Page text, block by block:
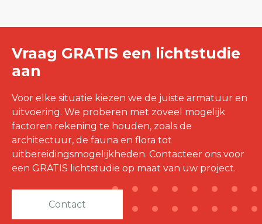
Vraag GRATIS een lichtstudie
aan
Voor elke situatie kiezen we de juiste armatuur en
uitvoering. We proberen met zoveel mogelijk
factoren rekening te houden, zoals de
architectuur, de fauna en flora tot
uitbereidingsmogelijkheden. Contacteer ons voor
een GRATIS lichtstudie op maat van uw project.
Contact